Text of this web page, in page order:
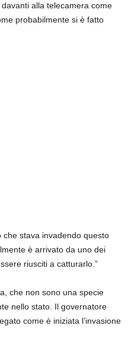
alla telecamera come
probabilmente si è fatto
che stava invadendo questo
è arrivato da uno dei
riusciti a catturarlo.”
che non sono una specie
nello stato. Il governatore
come è iniziata l’invasione